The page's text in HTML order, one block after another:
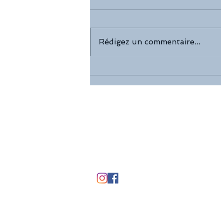
Rédigez un commentaire...